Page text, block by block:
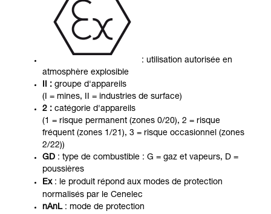
: utilisation autorisée en
atmosphère explosible
II : groupe d'appareils
(I = mines, II = industries de surface)
2 : catégorie d'appareils
(1 = risque permanent (zones 0/20), 2 = risque
fréquent (zones 1/21), 3 = risque occasionnel (zones
2/22))
GD : type de combustible : G = gaz et vapeurs, D =
poussières
Ex: le produit répond aux modes de protection
normalisés par le Cenelec
nAnL: mode de protection